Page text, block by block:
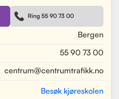
i alle klasser, og har et
dyktige kjørelærere som
i et trygt og vennlig
lokaler i Bergen sentrum,
best mulig til oppkjøring.
en kombinasjon av teori
med å ta førerkort
og trygg for alle elever.
Ring 55 90 73 00
Bergen
55 90 73 00
centrum@centrumtrafikk.no
Besøk kjøreskolen